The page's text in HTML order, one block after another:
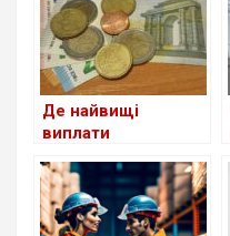
українців?
Де найвищі
виплати
біженцям серед
країн Європи?